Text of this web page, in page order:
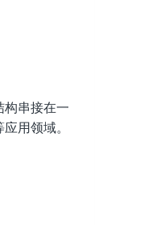
构串接在一
用领域。